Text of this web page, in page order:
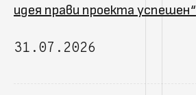
идея прави проекта успешен“
31.07.2026